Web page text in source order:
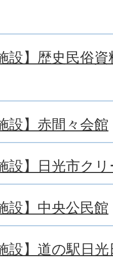
設】歴史民俗
設】赤間々会館
設】日光市ク
設】中央公民館
設】道の駅日